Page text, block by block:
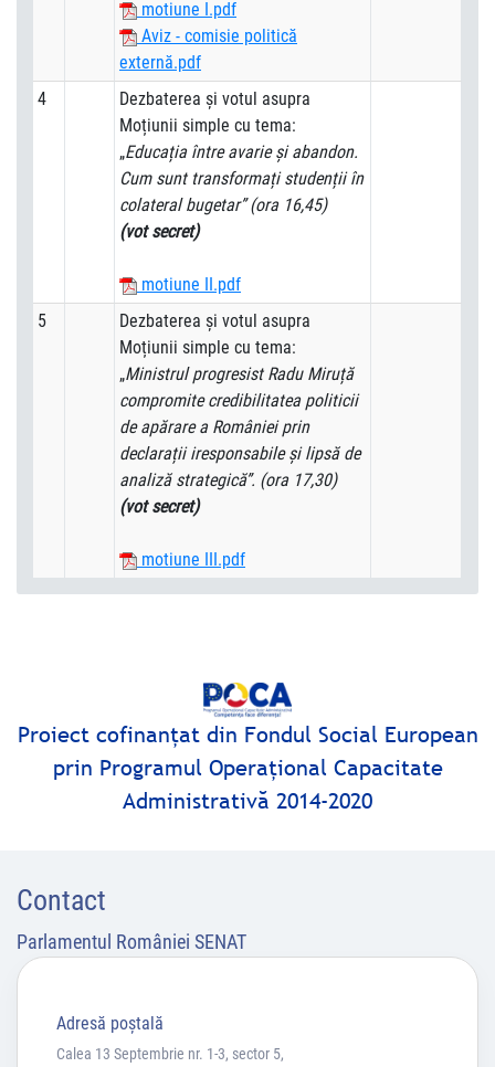
motiune I.pdf
Aviz - comisie politică
externă.pdf
4
Dezbaterea și votul asupra
Moțiunii simple cu tema:
„Educația între avarie și abandon.
Cum sunt transformați studenții în
colateral bugetar” (ora 16,45)
(vot secret)
motiune II.pdf
5
Dezbaterea și votul asupra
Moțiunii simple cu tema:
„Ministrul progresist Radu Miruță
compromite credibilitatea politicii
de apărare a României prin
declarații iresponsabile și lipsă de
analiză strategică”. (ora 17,30)
(vot secret)
motiune III.pdf
Proiect cofinanţat din Fondul Social European
prin Programul Operaţional Capacitate
Administrativă 2014-2020
Contact
Parlamentul României SENAT
Adresă poştală
Calea 13 Septembrie nr. 1-3, sector 5,